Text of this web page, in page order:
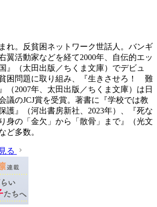
れ。反貧困ネットワーク世話人。バンギ
翼活動家などを経て2000年、自伝的エッ
』（太田出版／ちくま文庫）でデビュ
困問題に取り組み、『生きさせろ！ 難
（2007年、太田出版／ちくま文庫）は日
議のJCJ賞を受賞。著書に『学校では教
護』（‎河出書房新社、2023年）、『死な
の「金欠」から「散骨」まで』（光文
ど多数。
る